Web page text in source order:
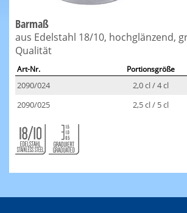
Barmaß
aus Edelstahl 18/10, hochglänzend,
Qualität
Art-Nr. Portionsgröße
2090/024 2,0 cl / 4 cl
2090/025
2,5 cl / 5 cl